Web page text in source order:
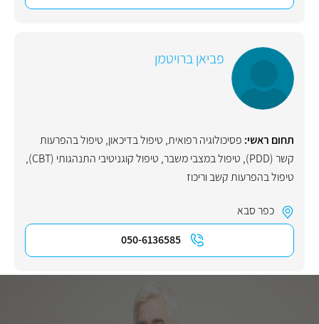
פביאן ברויטמן
תחום ראשי: פסיכולוגיה רפואית, טיפול בדיכאון, טיפול בהפרעות
קשר (PDD)
, טיפול במצבי משבר, טיפול קוגניטיבי התנהגותי (CBT)
,
טיפול בהפרעות קשב וריכוז
כפר סבא
050-6136585